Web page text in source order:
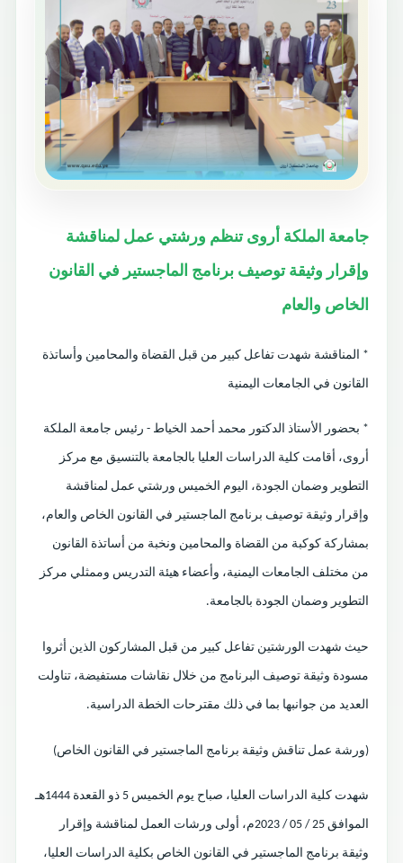
جامعة الملكة أروى تنظم ورشتي عمل لمناقشة
وإقرار وثيقة توصيف برنامج الماجستير في القانون
الخاص والعام
* المناقشة شهدت تفاعل كبير من قبل القضاة والمحامين وأساتذة
القانون في الجامعات اليمنية
* بحضور الأستاذ الدكتور محمد أحمد الخياط - رئيس جامعة الملكة
أروى، أقامت كلية الدراسات العليا بالجامعة بالتنسيق مع مركز
التطوير وضمان الجودة، اليوم الخميس ورشتي عمل لمناقشة
وإقرار وثيقة توصيف برنامج الماجستير في القانون الخاص والعام،
بمشاركة كوكبة من القضاة والمحامين ونخبة من أساتذة القانون
من مختلف الجامعات اليمنية، وأعضاء هيئة التدريس وممثلي مركز
التطوير وضمان الجودة بالجامعة.
حيث شهدت الورشتين تفاعل كبير من قبل المشاركون الذين أثروا
مسودة وثيقة توصيف البرنامج من خلال نقاشات مستفيضة، تناولت
العديد من جوانبها بما في ذلك مقترحات الخطة الدراسية.
(ورشة عمل تناقش وثيقة برنامج الماجستير في القانون الخاص)
شهدت كلية الدراسات العليا، صباح يوم الخميس 5 ذو القعدة 1444هـ
الموافق 25 / 05 / 2023م، أولى ورشات العمل لمناقشة وإقرار
وثيقة برنامج الماجستير في القانون الخاص بكلية الدراسات العليا،